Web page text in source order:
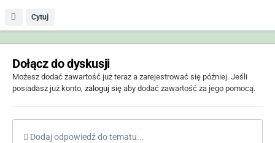
Cytuj
Dołącz do dyskusji
Możesz dodać zawartość już teraz a zarejestrować się później. Jeśli
posiadasz już konto, zaloguj się aby dodać zawartość za jego pomocą.
Dodaj odpowiedź do tematu...